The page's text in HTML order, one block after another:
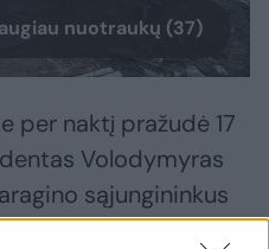
nuotraukų (37)
per naktį pražudė 17
Volodymyras
sąjungininkus
oro gynybos